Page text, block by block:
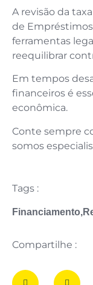
A revisão da
de
ferramentas
reequilibrar
Em tempos
financeiros é
econômica.
Conte sempre
somos
Tags :
Financiamento,
Compartilhe :